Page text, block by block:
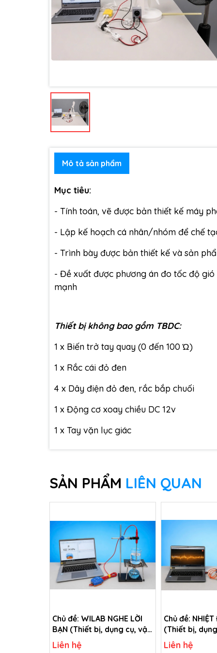
Mô tả sản phẩm
Mục tiêu:
- Tính toán, vẽ được bản thiết kế máy
- Lập kế hoạch cá nhân/nhóm để chế
- Trình bày được bản thiết kế và sản
- Đề xuất được phương án đo tốc độ
mạnh
Thiết bị không bao gồm TBDC:
1 x Biến trở tay quay (0 đến 100 Ώ)
1 x Rắc cái đỏ đen
4 x Dây điện đỏ đen, rắc bắp chuối
1 x Động cơ xoay chiều DC 12v
1 x Tay vặn lục giác
SẢN PHẨM LIÊN QUAN
Chủ đề: WILAB NGHE LỜI
BẠN (Thiết bị, dụng cụ, vật
tư tiêu hao chủ đề Wilab
nghe lời bạn - Lớp 10)
Liên hệ
Chủ đề:
(Thiết bị,
tiêu hao chủ
sôi - Lớp 10)
Liên hệ